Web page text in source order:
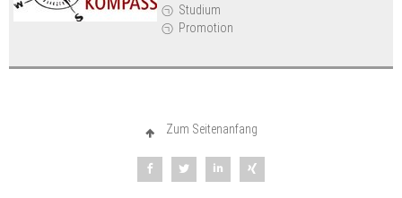
Studium
Promotion
Zum Seitenanfang